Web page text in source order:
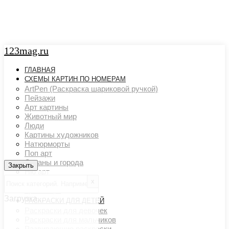
123mag.ru
ГЛАВНАЯ
СХЕМЫ КАРТИН ПО НОМЕРАМ
ArtPen (Раскраска шариковой ручкой)
Пейзажи
Арт картины
Животный мир
Люди
Картины художников
Натюрморты
Поп арт
Страны и города
Ню арт
РАСКРАСКИ ДЛЯ ДЕТЕЙ
Раскраски для девочек
Раскраски для мальчиков
Закрыть
Закрыть
Загрузка...